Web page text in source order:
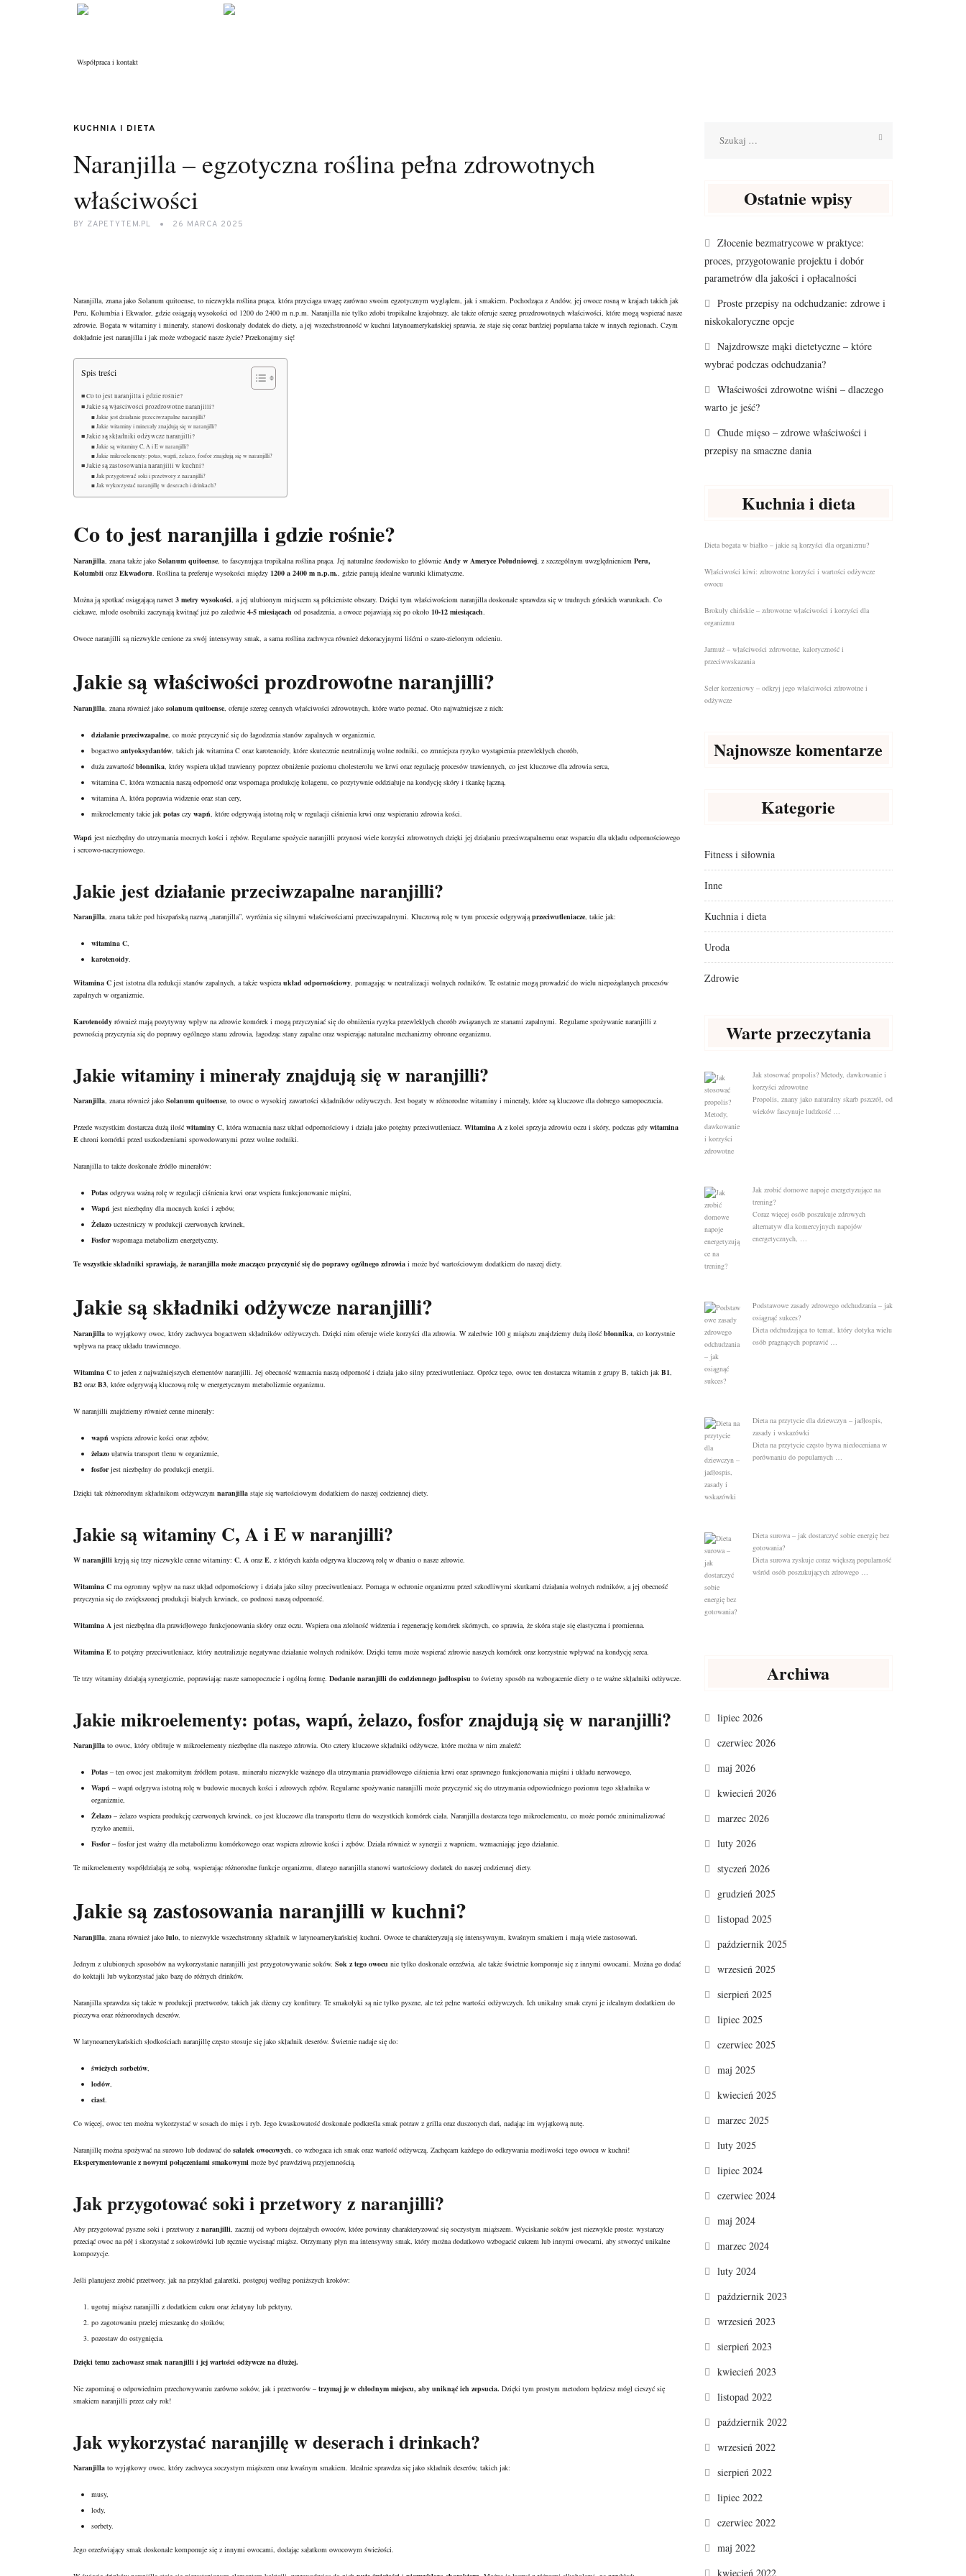
Współpraca i kontakt
KUCHNIA I DIETA
Naranjilla – egzotyczna roślina pełna zdrowotnych
właściwości
BY ZAPETYTEM.PL 26 MARCA 2025
Naranjilla, znana jako Solanum quitoense, to niezwykła roślina pnąca, która przyciąga uwagę zarówno swoim egzotycznym wyglądem, jak i smakiem. Pochodząca z Andów, jej owoce rosną w krajach takich jak
Peru, Kolumbia i Ekwador, gdzie osiągają wysokości od 1200 do 2400 m n.p.m. Naranjilla nie tylko zdobi tropikalne krajobrazy, ale także oferuje szereg prozdrowotnych właściwości, które mogą wspierać nasze
zdrowie. Bogata w witaminy i minerały, stanowi doskonały dodatek do diety, a jej wszechstronność w kuchni latynoamerykańskiej sprawia, że staje się coraz bardziej popularna także w innych regionach. Czym
dokładnie jest naranjilla i jak może wzbogacić nasze życie? Przekonajmy się!
Spis treści
Co to jest naranjilla i gdzie rośnie?
Jakie są właściwości prozdrowotne naranjilli?
Jakie jest działanie przeciwzapalne naranjilli?
Jakie witaminy i minerały znajdują się w naranjilli?
Jakie są składniki odżywcze naranjilli?
Jakie są witaminy C, A i E w naranjilli?
Jakie mikroelementy: potas, wapń, żelazo, fosfor znajdują się w naranjilli?
Jakie są zastosowania naranjilli w kuchni?
Jak przygotować soki i przetwory z naranjilli?
Jak wykorzystać naranjillę w deserach i drinkach?
Co to jest naranjilla i gdzie rośnie?
Naranjilla, znana także jako Solanum quitoense, to fascynująca tropikalna roślina pnąca. Jej naturalne środowisko to głównie Andy w Ameryce Południowej, z szczególnym uwzględnieniem Peru,
Kolumbii oraz Ekwadoru. Roślina ta preferuje wysokości między 1200 a 2400 m n.p.m., gdzie panują idealne warunki klimatyczne.
Można ją spotkać osiągającą nawet 3 metry wysokości, a jej ulubionym miejscem są półcieniste obszary. Dzięki tym właściwościom naranjilla doskonale sprawdza się w trudnych górskich warunkach. Co
ciekawe, młode osobniki zaczynają kwitnąć już po zaledwie 4-5 miesiącach od posadzenia, a owoce pojawiają się po około 10-12 miesiącach.
Owoce naranjilli są niezwykle cenione za swój intensywny smak, a sama roślina zachwyca również dekoracyjnymi liśćmi o szaro-zielonym odcieniu.
Jakie sąwłaściwości prozdrowotnenaranjilli?
Naranjilla, znana również jako solanum quitoense, oferuje szereg cennych właściwości zdrowotnych, które warto poznać. Oto najważniejsze z nich:
działanie przeciwzapalne, co może przyczynić się do łagodzenia stanów zapalnych w organizmie,
bogactwo antyoksydantów, takich jak witamina C oraz karotenoidy, które skutecznie neutralizują wolne rodniki, co zmniejsza ryzyko wystąpienia przewlekłych chorób,
duża zawartość błonnika, który wspiera układ trawienny poprzez obniżenie poziomu cholesterolu we krwi oraz regulację procesów trawiennych, co jest kluczowe dla zdrowia serca,
witamina C, która wzmacnia naszą odporność oraz wspomaga produkcję kolagenu, co pozytywnie oddziałuje na kondycję skóry i tkankę łączną,
witamina A, która poprawia widzenie oraz stan cery,
mikroelementy takie jak potas czy wapń, które odgrywają istotną rolę w regulacji ciśnienia krwi oraz wspieraniu zdrowia kości.
Wapń jest niezbędny do utrzymania mocnych kości i zębów. Regularne spożycie naranjilli przynosi wiele korzyści zdrowotnych dzięki jej działaniu przeciwzapalnemu oraz wsparciu dla układu odpornościowego
i sercowo-naczyniowego.
Jakie jest działanie przeciwzapalne naranjilli?
Naranjilla, znana także pod hiszpańską nazwą „naranjilla”, wyróżnia się silnymi właściwościami przeciwzapalnymi. Kluczową rolę w tym procesie odgrywająprzeciwutleniacze, takie jak:
witamina C,
karotenoidy.
Witamina C jest istotna dla redukcji stanów zapalnych, a także wspieraukład odpornościowy, pomagając w neutralizacji wolnych rodników. Te ostatnie mogą prowadzić do wielu niepożądanych procesów
zapalnych w organizmie.
Karotenoidy również mają pozytywny wpływ na zdrowie komórek i mogą przyczyniać się do obniżenia ryzyka przewlekłych chorób związanych ze stanami zapalnymi. Regularne spożywanie naranjilli z
pewnością przyczynia się do poprawy ogólnego stanu zdrowia, łagodząc stany zapalne oraz wspierając naturalne mechanizmy obronne organizmu.
Jakie witaminy i minerały znajdują się w naranjilli?
Naranjilla, znana również jako Solanum quitoense, to owoc o wysokiej zawartości składników odżywczych. Jest bogaty w różnorodne witaminy i minerały, które są kluczowe dla dobrego samopoczucia.
Przede wszystkim dostarcza dużą ilość witaminy C, która wzmacnia nasz układ odpornościowy i działa jako potężny przeciwutleniacz. Witamina A z kolei sprzyja zdrowiu oczu i skóry, podczas gdy witamina
E chroni komórki przed uszkodzeniami spowodowanymi przez wolne rodniki.
Naranjilla to także doskonałe źródło minerałów:
Potas odgrywa ważną rolę w regulacji ciśnienia krwi oraz wspiera funkcjonowanie mięśni,
Wapń jest niezbędny dla mocnych kości i zębów,
Żelazo uczestniczy w produkcji czerwonych krwinek,
Fosforwspomaga metabolizm energetyczny.
Te wszystkie składniki sprawiają, że naranjilla może znacząco przyczynić się do poprawy ogólnego zdrowia i może być wartościowym dodatkiem do naszej diety.
Jakie są składniki odżywcze naranjilli?
Naranjilla to wyjątkowy owoc, który zachwyca bogactwem składników odżywczych. Dzięki nim oferuje wiele korzyści dla zdrowia. W zaledwie 100 g miąższu znajdziemy dużą ilość błonnika, co korzystnie
wpływa na pracę układu trawiennego.
Witamina C to jeden z najważniejszych elementów naranjilli. Jej obecność wzmacnia naszą odporność i działa jako silny przeciwutleniacz. Oprócz tego, owoc ten dostarcza witamin z grupy B, takich jak B1,
B2 oraz B3, które odgrywają kluczową rolę w energetycznym metabolizmie organizmu.
W naranjilli znajdziemy również cenne minerały:
wapń wspiera zdrowie kości oraz zębów,
żelazo ułatwia transport tlenu w organizmie,
fosforjest niezbędny do produkcji energii.
Dzięki tak różnorodnym składnikom odżywczym naranjilla staje się wartościowym dodatkiem do naszej codziennej diety.
Jakie są witaminy C, A i E w naranjilli?
W naranjilli kryją się trzy niezwykle cenne witaminy: C, A oraz E, z których każda odgrywa kluczową rolę w dbaniu o nasze zdrowie.
Witamina C ma ogromny wpływ na nasz układ odpornościowy i działa jako silny przeciwutleniacz. Pomaga w ochronie organizmu przed szkodliwymi skutkami działania wolnych rodników, a jej obecność
przyczynia się do zwiększonej produkcji białych krwinek, co podnosi naszą odporność.
Witamina A jest niezbędna dla prawidłowego funkcjonowania skóry oraz oczu. Wspiera ona zdolność widzenia i regenerację komórek skórnych, co sprawia, że skóra staje się elastyczna i promienna.
Witamina E to potężny przeciwutleniacz, który neutralizuje negatywne działanie wolnych rodników. Dzięki temu może wspierać zdrowie naszych komórek oraz korzystnie wpływać na kondycję serca.
Te trzy witaminy działają synergicznie, poprawiając nasze samopoczucie i ogólną formę. Dodanie naranjilli do codziennego jadłospisu to świetny sposób na wzbogacenie diety o te ważne składniki odżywcze.
Jakie mikroelementy: potas, wapń, żelazo, fosfor znajdują się w naranjilli?
Naranjilla to owoc, który obfituje w mikroelementy niezbędne dla naszego zdrowia. Oto cztery kluczowe składniki odżywcze, które można w nim znaleźć:
Potas – ten owoc jest znakomitym źródłem potasu, minerału niezwykle ważnego dla utrzymania prawidłowego ciśnienia krwi oraz sprawnego funkcjonowania mięśni i układu nerwowego,
Wapń – wapń odgrywa istotną rolę w budowie mocnych kości i zdrowych zębów. Regularne spożywanie naranjilli może przyczynić się do utrzymania odpowiedniego poziomu tego składnika w
organizmie,
Żelazo – żelazo wspiera produkcję czerwonych krwinek, co jest kluczowe dla transportu tlenu do wszystkich komórek ciała. Naranjilla dostarcza tego mikroelementu, co może pomóc zminimalizować
ryzyko anemii,
Fosfor– fosfor jest ważny dla metabolizmu komórkowego oraz wspiera zdrowie kości i zębów. Działa również w synergii z wapniem, wzmacniając jego działanie.
Te mikroelementy współdziałają ze sobą, wspierając różnorodne funkcje organizmu, dlatego naranjilla stanowi wartościowy dodatek do naszej codziennej diety.
Jakie są zastosowania naranjilli w kuchni?
Naranjilla, znana również jako lulo, to niezwykle wszechstronny składnik w latynoamerykańskiej kuchni. Owoce te charakteryzują się intensywnym, kwaśnym smakiem i mają wiele zastosowań.
Jednym z ulubionych sposobów na wykorzystanie naranjilli jest przygotowywanie soków. Sok z tego owocu nie tylko doskonale orzeźwia, ale także świetnie komponuje się z innymi owocami. Można go dodać
do koktajli lub wykorzystać jako bazę do różnych drinków.
Naranjilla sprawdza się także w produkcji przetworów, takich jak dżemy czy konfitury. Te smakołyki są nie tylko pyszne, ale też pełne wartości odżywczych. Ich unikalny smak czyni je idealnym dodatkiem do
pieczywa oraz różnorodnych deserów.
W latynoamerykańskich słodkościach naranjillę często stosuje się jako składnik deserów. Świetnie nadaje się do:
świeżych sorbetów,
lodów,
ciast.
Co więcej, owoc ten można wykorzystać w sosach do mięs i ryb. Jego kwaskowatość doskonale podkreśla smak potraw z grilla oraz duszonych dań, nadając im wyjątkową nutę.
Naranjillę można spożywać na surowo lub dodawać do sałatek owocowych, co wzbogaca ich smak oraz wartość odżywczą. Zachęcam każdego do odkrywania możliwości tego owocu w kuchni!
Eksperymentowanie z nowymi połączeniami smakowymi może być prawdziwą przyjemnością.
Jak przygotować soki i przetwory z naranjilli?
Aby przygotować pyszne soki i przetwory z naranjilli, zacznij od wyboru dojrzałych owoców, które powinny charakteryzować się soczystym miąższem. Wyciskanie soków jest niezwykle proste: wystarczy
przeciąć owoc na pół i skorzystać z sokowirówki lub ręcznie wycisnąć miąższ. Otrzymany płyn ma intensywny smak, który można dodatkowo wzbogacić cukrem lub innymi owocami, aby stworzyć unikalne
kompozycje.
Jeśli planujesz zrobić przetwory, jak na przykład galaretki, postępuj według poniższych kroków:
ugotuj miąższ naranjilli z dodatkiem cukru oraz żelatyny lub pektyny,
po zagotowaniu przelej mieszankę do słoików,
pozostaw do ostygnięcia.
Dzięki temu zachowasz smak naranjilli i jej wartości odżywcze na dłużej.
Nie zapominaj o odpowiednim przechowywaniu zarówno soków, jak i przetworów – trzymaj je w chłodnym miejscu, aby uniknąć ich zepsucia. Dzięki tym prostym metodom będziesz mógł cieszyć się
smakiem naranjilli przez cały rok!
Jak wykorzystać naranjillę w deserach i drinkach?
Naranjilla to wyjątkowy owoc, który zachwyca soczystym miąższem oraz kwaśnym smakiem. Idealnie sprawdza się jako składnik deserów, takich jak:
musy,
lody,
sorbety.
Jego orzeźwiający smak doskonale komponuje się z innymi owocami, dodając sałatkom owocowym świeżości.
Ostatnie wpisy
Złocenie bezmatrycowe w praktyce:
proces, przygotowanie projektu i dobór
parametrów dla jakości i opłacalności
Proste przepisy na odchudzanie: zdrowe i
niskokaloryczne opcje
Najzdrowsze mąki dietetyczne – które
wybrać podczas odchudzania?
Właściwości zdrowotne wiśni – dlaczego
warto je jeść?
Chude mięso – zdrowe właściwości i
przepisy na smaczne dania
Kuchnia i dieta
Dieta bogata w białko – jakie są korzyści dla organizmu?
Właściwości kiwi: zdrowotne korzyści i wartości odżywcze
owocu
Brokuły chińskie – zdrowotne właściwości i korzyści dla
organizmu
Jarmuż – właściwości zdrowotne, kaloryczność i
przeciwwskazania
Seler korzeniowy – odkryj jego właściwości zdrowotne i
odżywcze
Najnowsze komentarze
Kategorie
Fitness i siłownia
Inne
Kuchnia i dieta
Uroda
Zdrowie
Warte przeczytania
Jak stosować propolis? Metody, dawkowanie i
korzyści zdrowotne
Propolis, znany jako naturalny skarb pszczół, od
wieków fascynuje ludzkość …
Jak zrobić domowe napoje energetyzujące na
trening?
Coraz więcej osób poszukuje zdrowych
alternatyw dla komercyjnych napojów
energetycznych, …
Podstawowe zasady zdrowego odchudzania – jak
osiągnąć sukces?
Dieta odchudzająca to temat, który dotyka wielu
osób pragnących poprawić …
Dieta na przytycie dla dziewczyn – jadłospis,
zasady i wskazówki
Dieta na przytycie często bywa niedoceniana w
porównaniu do popularnych …
Dieta surowa – jak dostarczyć sobie energię bez
gotowania?
Dieta surowa zyskuje coraz większą popularność
wśród osób poszukujących zdrowego …
Archiwa
lipiec 2026
czerwiec 2026
maj 2026
kwiecień 2026
marzec 2026
luty 2026
styczeń 2026
grudzień 2025
listopad 2025
październik 2025
wrzesień 2025
sierpień 2025
lipiec 2025
czerwiec 2025
maj 2025
kwiecień 2025
marzec 2025
luty 2025
lipiec 2024
czerwiec 2024
maj 2024
marzec 2024
luty 2024
październik 2023
wrzesień 2023
sierpień 2023
kwiecień 2023
listopad 2022
październik 2022
wrzesień 2022
sierpień 2022
lipiec 2022
czerwiec 2022
maj 2022
kwiecień 2022